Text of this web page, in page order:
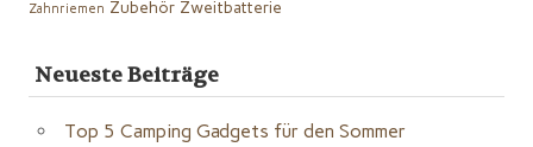
Zahnriemen Zubehör Zweitbatterie
Neueste Beiträge
Top 5 Camping Gadgets für den Sommer